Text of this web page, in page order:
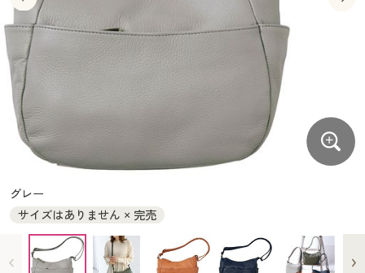
カーテン・ラグ・ファブリック
制服・学生服
ジュニア・ティーンズ下着
大きいサイズ通販すべて
大きいサイズ レディース服
大きいサイズ レディース下着
大きいサイズ メンズ
大きいサイズ 事務・制服
バーゲン
バーゲンセール
シークレットセール
詳細検索
商品カテゴリ一覧
カタログ
カタログ・チラシからのご注文
デジタルカタログ
ジュニア・ティーンズ下着
大きいサイズ レディース服
大きいサイズ レディース下着
大きいサイズ メンズ
大きいサイズ 事務・制服
バーゲンセール
シークレットセール
詳細検索
商品カテゴリ一覧
カタログ
カタログ・チラシからのご注文
カタログ無料プレゼント
会員メニュー
グレー
サイズはありません × 完売